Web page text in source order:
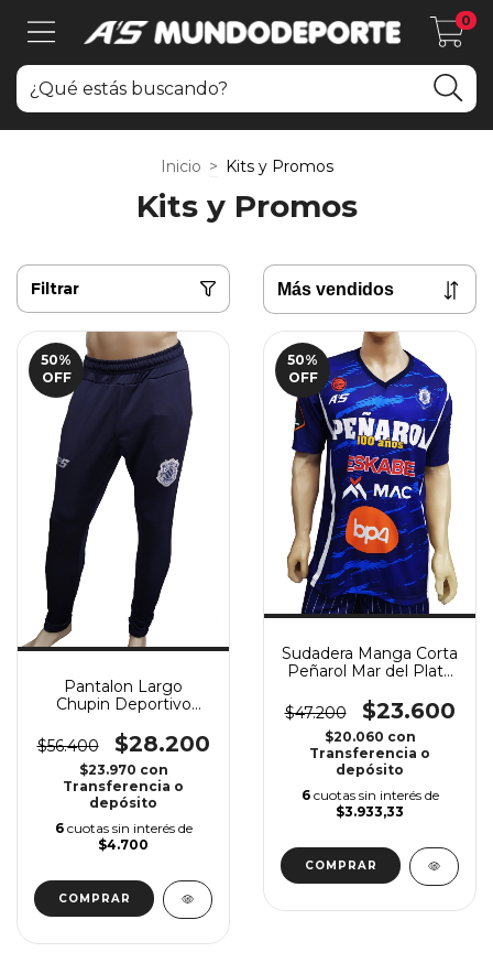
0
Inicio > Kits y Promos
Kits y Promos
Filtrar
50%
OFF
Pantalon Largo
Chupin Deportivo
$56.400
$28.200
$23.970 con
Transferencia o
depósito
6 cuotas sin interés de
$4.700
COMPRAR
50%
OFF
Sudadera Manga Corta
Peñarol Mar del Plata
$47.200
$23.600
$20.060 con
Transferencia o
depósito
6 cuotas sin interés de
$3.933,33
COMPRAR